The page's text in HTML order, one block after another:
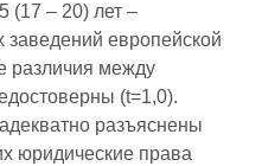
(17 – 20) лет –
европейской
различия между
(t=1,0).
разъяснены
юридические права